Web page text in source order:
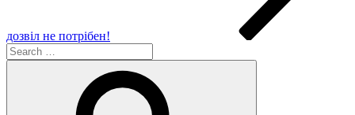
дозвіл не потрібен!
Search
for: